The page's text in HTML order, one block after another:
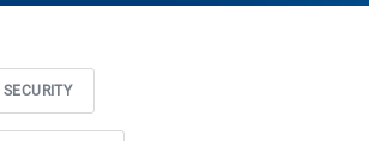
SECURITY